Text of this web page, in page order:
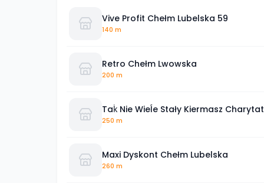
Vive Profit Chełm Lubelska 59
140 m
Retro Chełm Lwowska
200 m
Taḱ Nie Wieĺe Stały Kiermasz
250 m
Maxi Dyskont Chełm Lubelska
260 m